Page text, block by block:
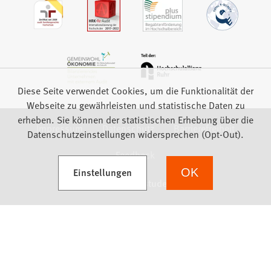
Impressum Datenschutz
Barrierefreiheit
Feedback
Diese Seite verwendet Cookies, um die Funktionalität der
Webseite zu gewährleisten und statistische Daten zu
erheben. Sie können der statistischen Erhebung über die
Datenschutzeinstellungen widersprechen (Opt-Out).
Einstellungen
(Öffnet in einem neuen Tab) OK